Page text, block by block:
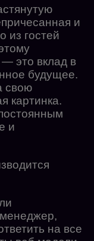
и
из гостей
это вклад в
будущее.
свою
картинка.
и
на все